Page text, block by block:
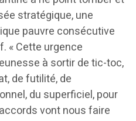
stratégique, une
pauvre consécutive
« Cette urgence
à sortir de tic-toc,
de futilité, de
du superficiel, pour
vont nous faire